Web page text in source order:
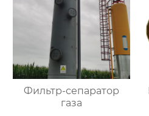
Фильтр-сепаратор
газа